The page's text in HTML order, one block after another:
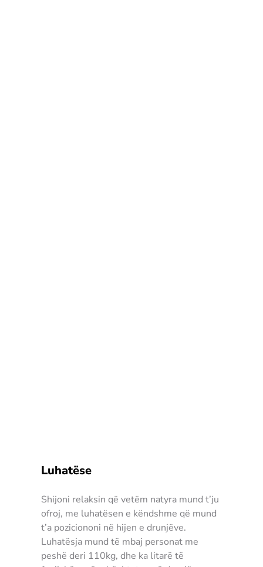
Luhatëse
Shijoni relaksin që vetëm natyra mund t’ju
ofroj, me luhatësen e këndshme që mund
t’a poziciononi në hijen e drunjëve.
Luhatësja mund të mbaj personat me
peshë deri 110kg, dhe ka litarë të